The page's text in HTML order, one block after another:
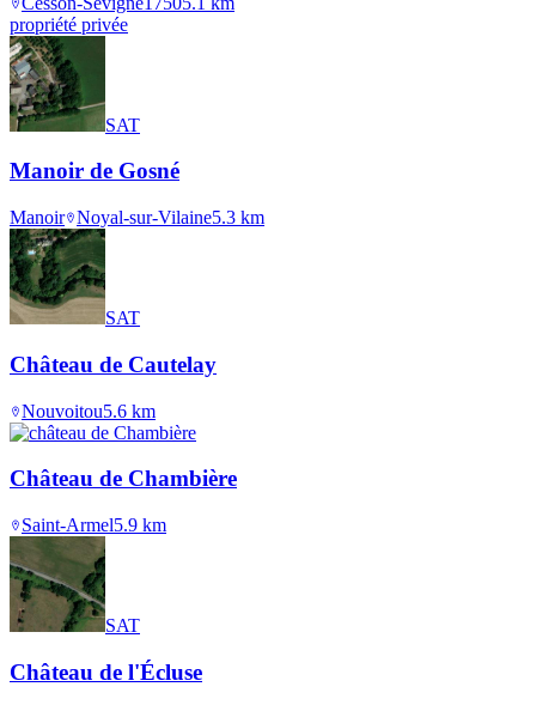
propriété privée
SAT
Manoir de Gosné
Manoir Noyal-sur-Vilaine5.3 km
SAT
Château de Cautelay
Nouvoitou5.6 km
Château de Chambière
Saint-Armel5.9 km
SAT
Château de l'Écluse